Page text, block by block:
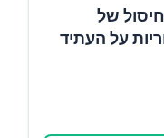
של
על העתיד